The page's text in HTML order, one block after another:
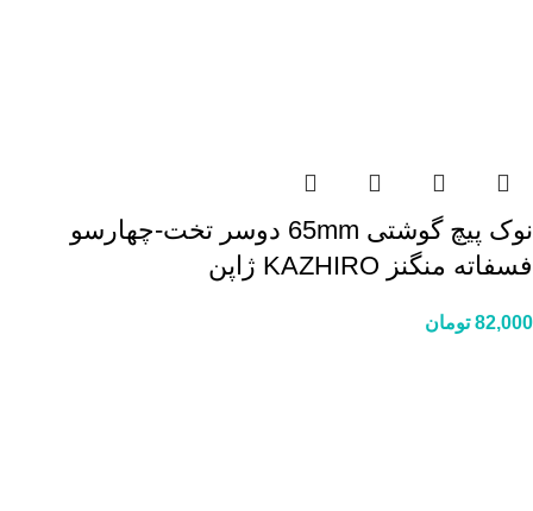
نوک پیچ گوشتی 65mm دوسر تخت-چهارسو
فسفاته منگنز KAZHIRO ژاپن
82,000 تومان